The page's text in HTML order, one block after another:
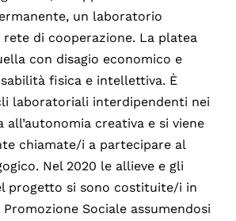
un laboratorio
di cooperazione. La platea
con disagio economico e
fisica e intellettiva. È
laboratoriali interdipendenti nei
all’autonomia creativa e si viene
chiamate/i a partecipare al
Nel 2020 le allieve e gli
progetto si sono costituite/i in
Sociale assumendosi